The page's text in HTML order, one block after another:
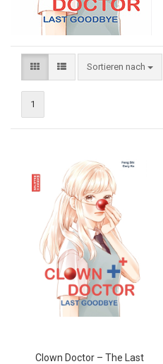
Sortieren nach
1
Clown Doctor – The Last